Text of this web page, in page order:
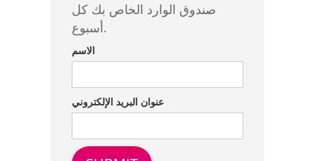
صندوق الوارد الخاص بك كل
أسبوع.
الاسم
عنوان البريد الإلكتروني